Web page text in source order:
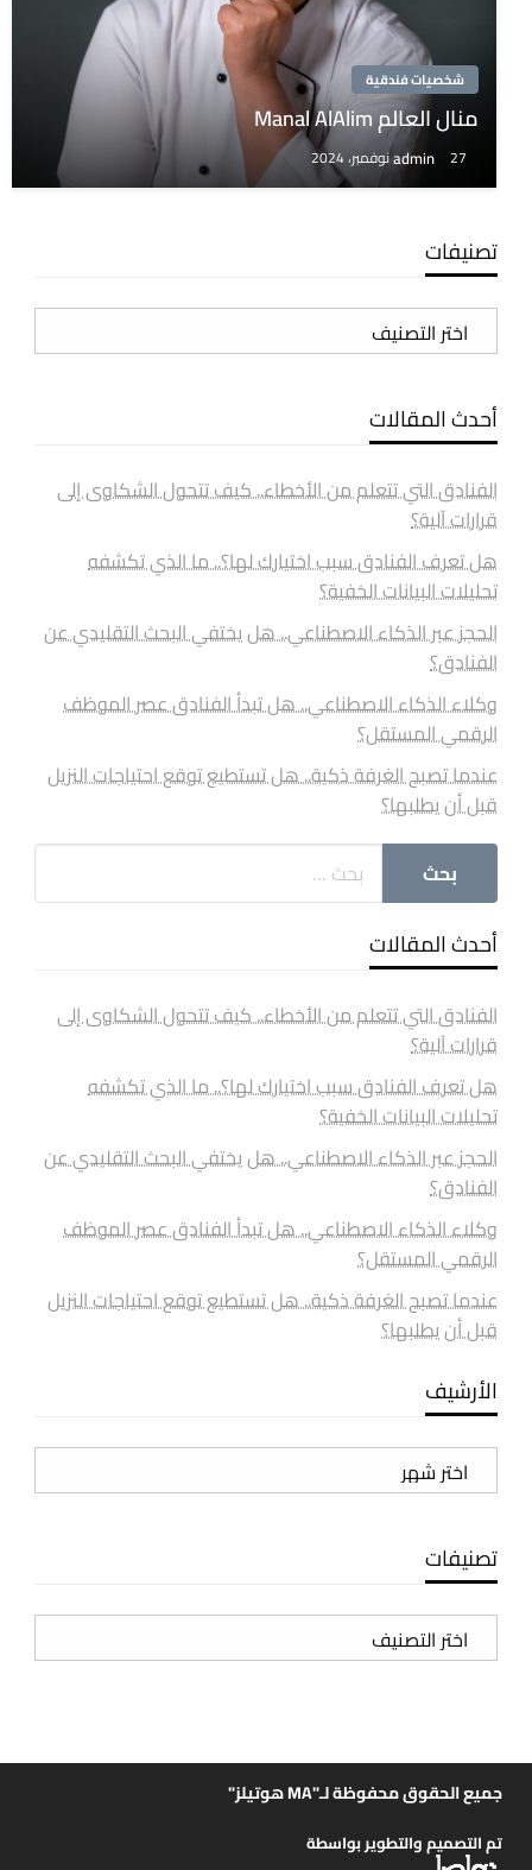
شخصيات فندقية
منال العالم Manal AlAlim
admin 27 نوفمبر، 2024
تصنيفات
تصنيفات
أحدث المقالات
الفنادق التي تتعلم من الأخطاء.. كيف تتحول الشكاوى إلى
قرارات آلية؟
هل تعرف الفنادق سبب اختيارك لها؟.. ما الذي تكشفه
تحليلات البيانات الخفية؟
الحجز عبر الذكاء الاصطناعي.. هل يختفي البحث التقليدي عن
الفنادق؟
وكلاء الذكاء الاصطناعي.. هل تبدأ الفنادق عصر الموظف
الرقمي المستقل؟
عندما تصبح الغرفة ذكية.. هل تستطيع توقع احتياجات النزيل
قبل أن يطلبها؟
أحدث المقالات
الفنادق التي تتعلم من الأخطاء.. كيف تتحول الشكاوى إلى
قرارات آلية؟
هل تعرف الفنادق سبب اختيارك لها؟.. ما الذي تكشفه
تحليلات البيانات الخفية؟
الحجز عبر الذكاء الاصطناعي.. هل يختفي البحث التقليدي عن
الفنادق؟
وكلاء الذكاء الاصطناعي.. هل تبدأ الفنادق عصر الموظف
الرقمي المستقل؟
عندما تصبح الغرفة ذكية.. هل تستطيع توقع احتياجات النزيل
قبل أن يطلبها؟
الأرشيف
الأرشيف
تصنيفات
تصنيفات
جميع الحقوق محفوظة لـ"MA هوتيلز"
تم التصميم والتطوير بواسطة